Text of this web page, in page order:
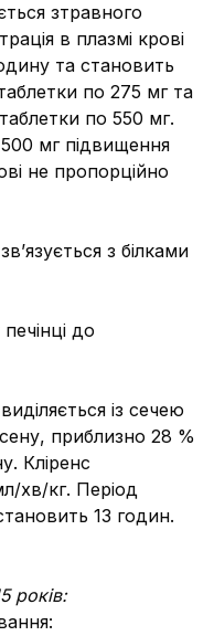
зтравного
в плазмі крові
та становить
по 275 мг та
по 550 мг.
мг підвищення
не пропорційно
з білками
до
із сечею
приблизно 28 %
Кліренс
хв/кг. Період
13 годин.
років: